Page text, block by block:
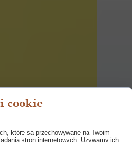
cookie
które są przechowywane na Twoim
stron internetowych. Używamy ich